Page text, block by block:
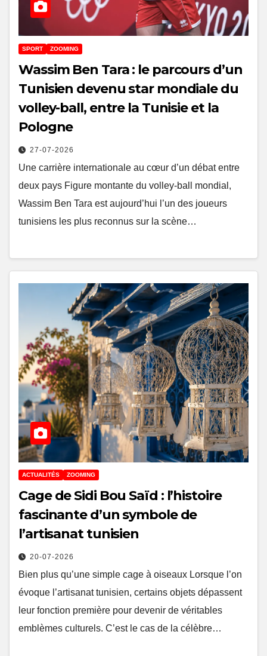
SPORT ZOOMING
Wassim Ben Tara : le parcours d’un
Tunisien devenu star mondiale du
volley-ball, entre la Tunisie et la
Pologne
27-07-2026
Une carrière internationale au cœur d’un débat entre
deux pays Figure montante du volley-ball mondial,
Wassim Ben Tara est aujourd’hui l’un des joueurs
tunisiens les plus reconnus sur la scène…
ACTUALITÉS ZOOMING
Cage de Sidi Bou Saïd : l’histoire
fascinante d’un symbole de
l’artisanat tunisien
20-07-2026
Bien plus qu’une simple cage à oiseaux Lorsque l’on
évoque l’artisanat tunisien, certains objets dépassent
leur fonction première pour devenir de véritables
emblèmes culturels. C’est le cas de la célèbre…